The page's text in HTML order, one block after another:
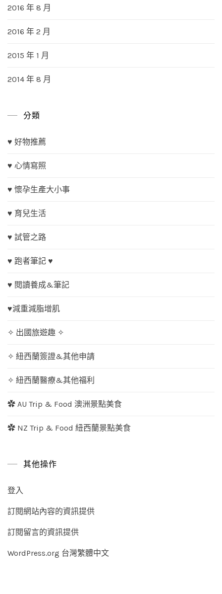
2016 年 8 月
2016 年 2 月
2015 年 1 月
2014 年 8 月
分類
♥ 好物推薦
♥ 心情寫照
♥ 懷孕生產大小事
♥ 育兒生活
♥ 試管之路
♥ 跑者筆記 ♥
♥ 閱讀養成&筆記
♥減重減脂增肌
✧ 出國旅遊趣 ✧
✧ 紐西蘭簽證&其他申請
✧ 紐西蘭醫療&其他福利
✿ AU Trip & Food 澳洲景點美食
✿ NZ Trip & Food 紐西蘭景點美食
其他操作
登入
訂閱網站內容的資訊提供
訂閱留言的資訊提供
WordPress.org 台灣繁體中文